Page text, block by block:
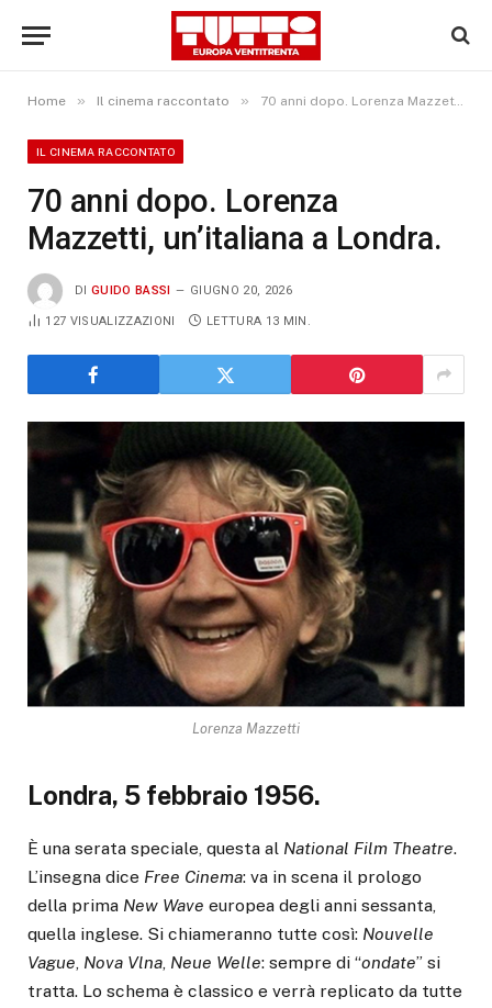
Home » Il cinema raccontato » 70 anni dopo. Lorenza Mazzetti, un’italiana a Londra.
IL CINEMA RACCONTATO
70 anni dopo. Lorenza
Mazzetti, un’italiana a Londra.
DI GUIDO BASSI GIUGNO 20, 2026
127 VISUALIZZAZIONI LETTURA 13 MIN.
Lorenza Mazzetti
Londra, 5 febbraio 1956.
È una serata speciale, questa al National Film Theatre.
L’insegna dice Free Cinema: va in scena il prologo
della prima New Wave europea degli anni sessanta,
quella inglese. Si chiameranno tutte così: Nouvelle
Vague, Nova Vlna, Neue Welle: sempre di “ondate” si
tratta. Lo schema è classico e verrà replicato da tutte